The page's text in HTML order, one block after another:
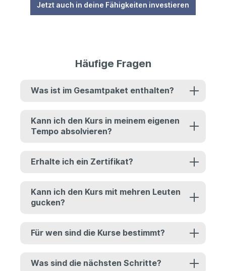
Jetzt auch in deine Fähigkeiten investieren
Häufige Fragen
Was ist im Gesamtpaket enthalten?
Kann ich den Kurs in meinem eigenen
Tempo absolvieren?
Erhalte ich ein Zertifikat?
Kann ich den Kurs mit mehren Leuten
gucken?
Für wen sind die Kurse bestimmt?
Was sind die nächsten Schritte?